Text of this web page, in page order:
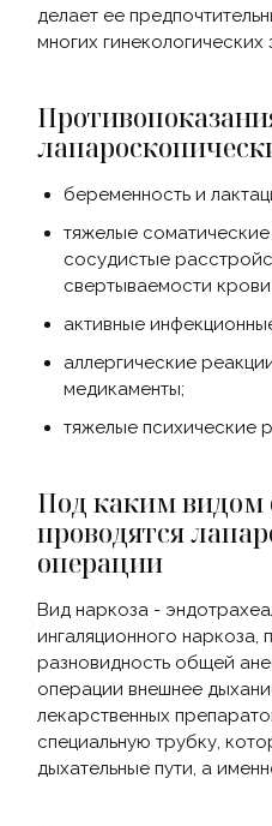
делает ее
многих гинекологических
беременность и
тяжелые
сосудистые
свертываемости крови
активные
аллергические
медикаменты;
тяжелые психические
Под каким видом
проводятся
операции
Вид наркоза -
ингаляционного
разновидность общей
операции внешнее
лекарственных
специальную трубку,
дыхательные пути, а